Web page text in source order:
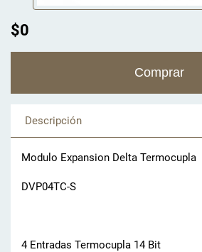
$0
Descripción
Modulo Expansion Delta Termocupla
DVP04TC-S
4 Entradas Termocupla 14 Bit